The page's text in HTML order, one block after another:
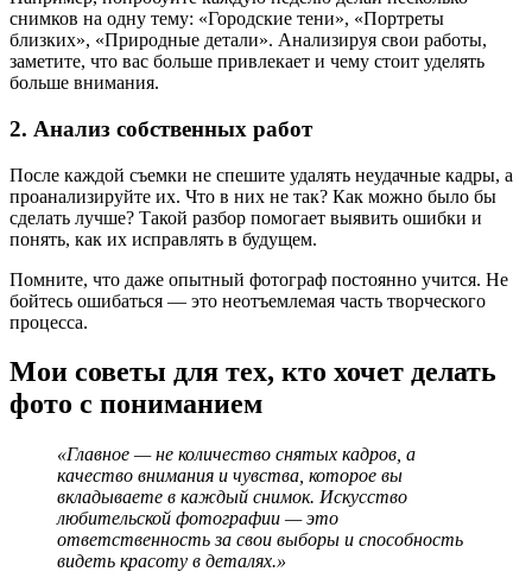
снимков на одну тему: «Городские тени», «Портреты
близких», «Природные детали». Анализируя свои работы,
заметите, что вас больше привлекает и чему стоит уделять
больше внимания.
2. Анализ собственных работ
После каждой съемки не спешите удалять неудачные кадры, а
проанализируйте их. Что в них не так? Как можно было бы
сделать лучше? Такой разбор помогает выявить ошибки и
понять, как их исправлять в будущем.
Помните, что даже опытный фотограф постоянно учится. Не
бойтесь ошибаться — это неотъемлемая часть творческого
процесса.
Мои советы для тех, кто хочет делать
фото с пониманием
«Главное — не количество снятых кадров, а
качество внимания и чувства, которое вы
вкладываете в каждый снимок. Искусство
любительской фотографии — это
ответственность за свои выборы и способность
видеть красоту в деталях.»